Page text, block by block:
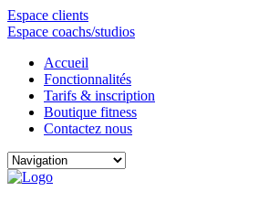
Espace clients
Espace coachs/studios
Accueil
Fonctionnalités
Tarifs & inscription
Boutique fitness
Contactez nous